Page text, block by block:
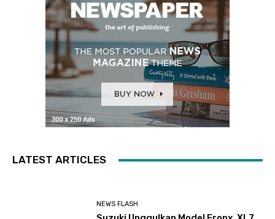
LATEST ARTICLES
NEWS FLASH